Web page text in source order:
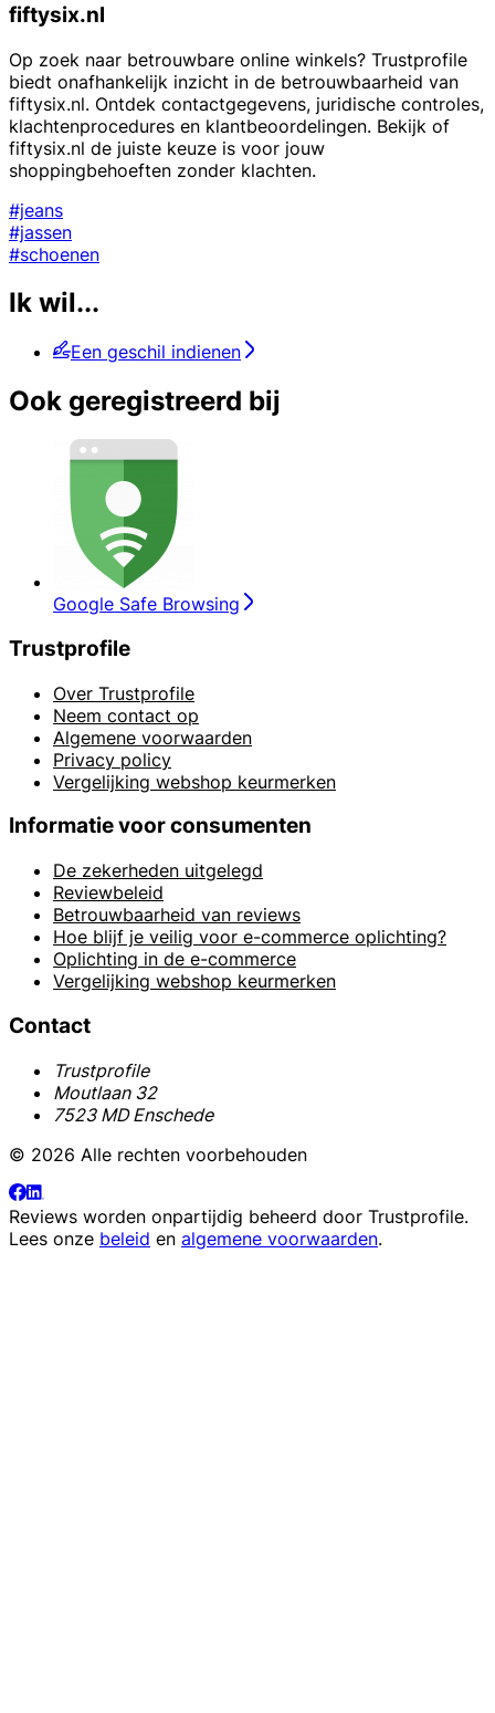
fiftysix.nl
Op zoek naar betrouwbare online winkels? Trustprofile
biedt onafhankelijk inzicht in de betrouwbaarheid van
fiftysix.nl. Ontdek contactgegevens, juridische controles,
klachtenprocedures en klantbeoordelingen. Bekijk of
fiftysix.nl de juiste keuze is voor jouw
shoppingbehoeften zonder klachten.
#jeans
#jassen
#schoenen
Ik wil...
Een geschil indienen
Ook geregistreerd bij
Google Safe Browsing
Trustprofile
Over Trustprofile
Neem contact op
Algemene voorwaarden
Privacy policy
Vergelijking webshop keurmerken
Informatie voor consumenten
De zekerheden uitgelegd
Reviewbeleid
Betrouwbaarheid van reviews
Hoe blijf je veilig voor e-commerce oplichting?
Oplichting in de e-commerce
Vergelijking webshop keurmerken
Contact
Trustprofile
Moutlaan 32
7523 MD Enschede
© 2026 Alle rechten voorbehouden
Reviews worden onpartijdig beheerd door Trustprofile.
Lees onze beleid en algemene voorwaarden.